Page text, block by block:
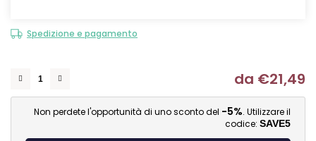
Spedizione e pagamento
da €21,49
Non perdete l'opportunità di uno sconto del -5%. Utilizzare il
codice: SAVE5